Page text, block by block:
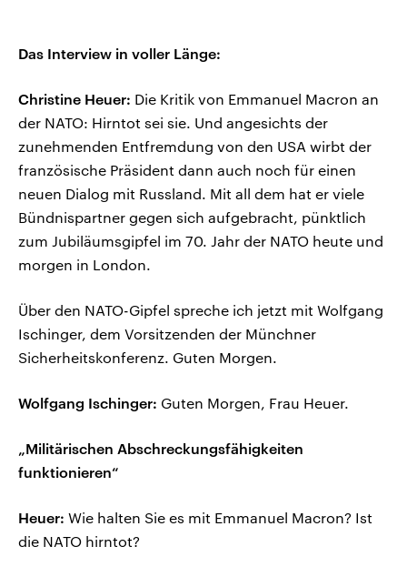
Das Interview in voller Länge:
Christine Heuer: Die Kritik von Emmanuel Macron an
der NATO: Hirntot sei sie. Und angesichts der
zunehmenden Entfremdung von den USA wirbt der
französische Präsident dann auch noch für einen
neuen Dialog mit Russland. Mit all dem hat er viele
Bündnispartner gegen sich aufgebracht, pünktlich
zum Jubiläumsgipfel im 70. Jahr der NATO heute und
morgen in London.
Über den NATO-Gipfel spreche ich jetzt mit Wolfgang
Ischinger, dem Vorsitzenden der Münchner
Sicherheitskonferenz. Guten Morgen.
Wolfgang Ischinger: Guten Morgen, Frau Heuer.
„Militärischen Abschreckungsfähigkeiten
funktionieren“
Heuer: Wie halten Sie es mit Emmanuel Macron? Ist
die NATO hirntot?